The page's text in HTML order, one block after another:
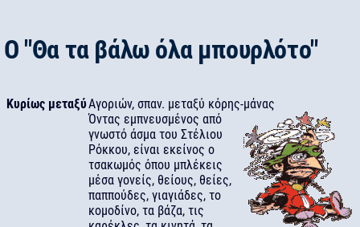
Ο "Θα τα βάλω όλα μπουρλότο"
Κυρίως μεταξύΑγοριών, σπαν. μεταξύ κόρης-μάνας
Όντας εμπνευσμένος από
γνωστό άσμα του Στέλιου
Ρόκκου, είναι εκείνος ο
τσακωμός όπου μπλέκεις
μέσα γονείς, θείους, θείες,
παππούδες, γιαγιάδες, το
κομοδίνο, τα βάζα, τις